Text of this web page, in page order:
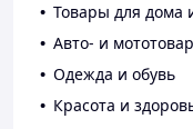
Товары для дома
Авто- и
Одежда и обувь
Красота и